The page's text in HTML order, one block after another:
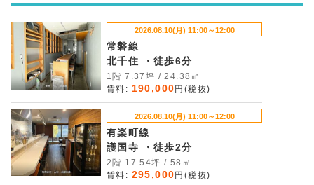
2026.08.10(月) 11:00～12:00
常磐線
北千住 ・徒歩6分
1階 7.37坪 / 24.38㎡
賃料: 190,000円(税抜)
2026.08.10(月) 11:00～12:00
有楽町線
護国寺 ・徒歩2分
2階 17.54坪 / 58㎡
賃料: 295,000円(税抜)